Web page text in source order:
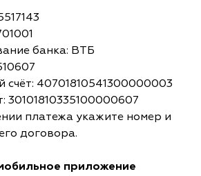
банка: ВТБ
счёт: 40701810541300000003
30101810335100000607
платежа укажите номер и
договора.
приложение